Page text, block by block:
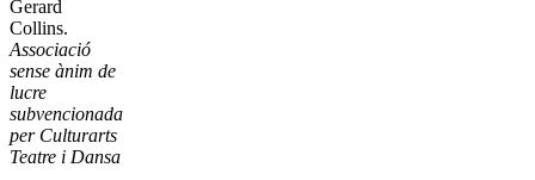
Gerard
Collins.
Associació
sense ànim de
lucre
subvencionada
per Culturarts
Teatre i Dansa